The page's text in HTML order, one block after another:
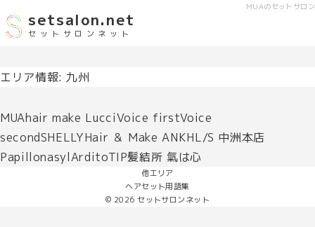
MUAのセットサロン
setsalon.net
セットサロンネット
エリア情報: 九州
MUAhair make LucciVoice firstVoice
secondSHELLYHair ＆ Make ANKHL/S 中洲本店
PapillonasylArditoTIP髪結所 氣は心
他エリア
ヘアセット用語集
© 2026セットサロンネット